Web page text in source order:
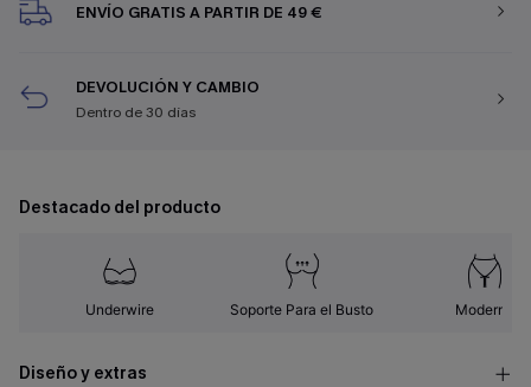
ENVÍO GRATIS A PARTIR DE 49 €
DEVOLUCIÓN Y CAMBIO
Dentro de 30 días
Destacado del producto
Underwire Soporte Para el Busto Moderno
Diseño y extras